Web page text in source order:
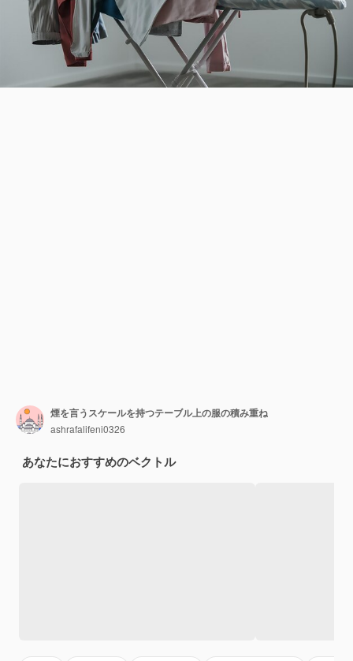
煙を言うスケールを持つテーブル上の服の積み重ね
ashrafalifeni0326
あなたにおすすめのベクトル